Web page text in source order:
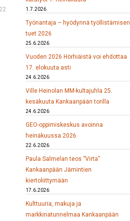
1.7.2026
Työnantaja – hyödynnä työllistämisen
tuet 2026
25.6.2026
Vuoden 2026 Hörhiäistä voi ehdottaa
17. elokuuta asti
24.6.2026
Ville Heinolan MM-kultajuhla 25.
kesäkuuta Kankaanpään torilla
24.6.2026
GEO-oppimiskeskus avoinna
heinäkuussa 2026
22.6.2026
Paula Salmelan teos ”Virta”
Kankaanpään Jämintien
kiertoliittymään
17.6.2026
Kulttuuria, makuja ja
markkinatunnelmaa Kankaanpään